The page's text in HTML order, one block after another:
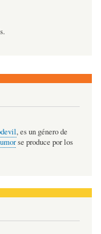
, es un género de
se produce por los